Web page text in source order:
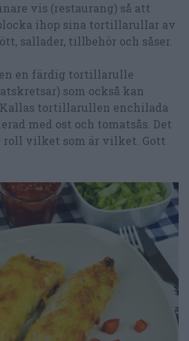
vis (restaurang) så att
ihop sina tortillarullar av
sallader, tillbehör och såser.
en färdig tortillarulle
som också kan
tortillarullen enchilada
med ost och tomatsås. Det
roll vilket som är vilket. Gott